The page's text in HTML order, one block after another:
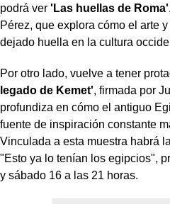
podrá ver 'Las huellas de Roma'
Pérez, que explora cómo el arte
dejado huella en la cultura
Por otro lado, vuelve a tener
legado de Kemet', firmada por
profundiza en cómo el antiguo
fuente de inspiración constante
Vinculada a esta muestra habrá
"Esto ya lo tenían los egipcios",
y sábado 16 a las 21 horas.